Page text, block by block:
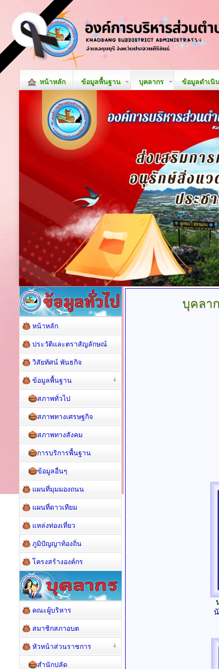
หน้าหลัก ข้อมูลพื้นฐาน บุคลากร ข้อมูลดำเนิ
บุคลา
หน้าหลัก
ประวัติและตราสัญลักษณ์
วิสัยทัศน์ พันธกิจ
ข้อมูลพื้นฐาน
สภาพทั่วไป
สภาพทางเศรษฐกิจ
สภาพทางสังคม
การบริการพื้นฐาน
ข้อมูลอื่นๆ
แผนที่มุมมองถนน
แผนที่ดาวเทียม
แหล่งท่องเที่ยว
ภูมิปัญญาท้องถิ่น
โครงสร้างองค์กร
คณะผู้บริหาร
สมาชิกสภาอบต
หัวหน้าส่วนราชการ
สำนักปลัด